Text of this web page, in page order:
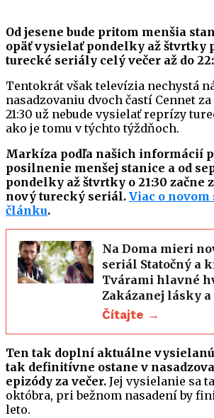
Od jesene bude pritom menšia
opäť vysielať pondelky až štvrtky
turecké seriály celý večer až do
Tentokrát však televízia nechystá
nasadzovaniu dvoch častí Cennet za
21:30 už nebude vysielať reprízy
ako je tomu v týchto týždňoch.
Markíza podľa našich informácií
posilnenie menšej stanice a od
pondelky až štvrtky o 21:30 začne
nový turecký seriál. Viac o
článku.
Na Doma mieri
seriál Statočný a
Tvárami hlavné
Zakázanej lásky
Čítajte →
Ten tak doplní aktuálne
tak definitívne ostane v
epizódy za večer. Jej vysielanie sa
októbra, pri bežnom nasadení by
leto.